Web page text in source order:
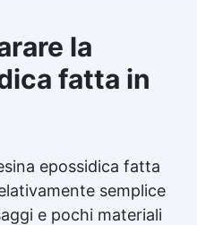
la
fatta in
epossidica fatta
semplice
e pochi materiali